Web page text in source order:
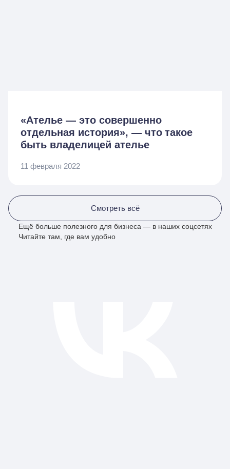
«Ателье — это совершенно
отдельная история», — что такое
быть владелицей ателье
11 февраля 2022
Смотреть всё
Ещё больше полезного для бизнеса — в наших соцсетях
Читайте там, где вам удобно